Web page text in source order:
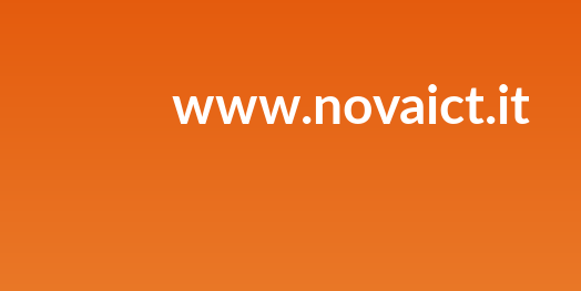
www.novaict.it